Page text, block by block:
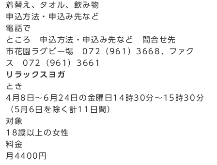
着替え、タオル、飲み物
申込方法・申込み先など
電話で
ところ 申込方法・申込み先など 問合せ先
市花園ラグビー場 072（961）3668、ファク
ス 072（961）3661
リラックスヨガ
とき
4月8日～6月24日の金曜日14時30分～15時30分
（5月6日を除く計11日間）
対象
18歳以上の女性
料金
月4400円